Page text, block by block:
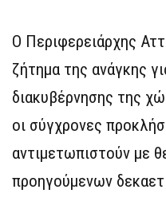
Ο Περιφερειάρχης
ζήτημα της ανάγκης
διακυβέρνησης της
οι σύγχρονες
αντιμετωπιστούν με
προηγούμενων